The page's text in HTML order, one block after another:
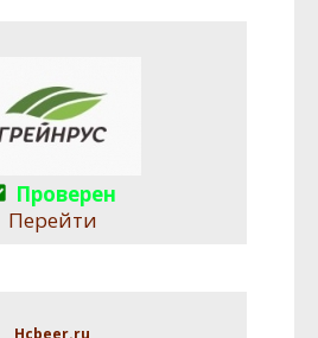
Проверен
Перейти
Hcbeer.ru